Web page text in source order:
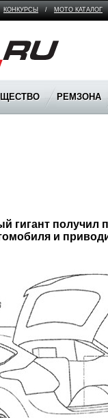
КОНКУРСЫ / МОТО КАТАЛОГ
РЕМЗОНА
и